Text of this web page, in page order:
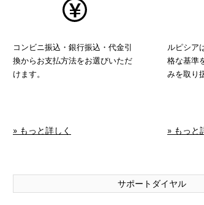
コンビニ振込・銀行振込・代金引
換からお支払方法をお選びいただ
けます。
» もっと詳しく
ルピシア
格な基準
みを取り
» もっと
サポートダイヤル